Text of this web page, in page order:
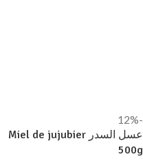
-12%
عسل السدر Miel de jujubier
500g